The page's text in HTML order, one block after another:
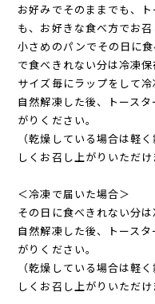
お好みでそのままでも、
も、お好きな食べ方でお召
小さめのパンでその日に
で食べきれない分は冷凍
サイズ毎にラップをして冷
自然解凍した後、トース
がりください。
（乾燥している場合は軽
しくお召し上がりいただけ
＜冷凍で届いた場合＞
その日に食べきれない分は
自然解凍した後、トース
がりください。
（乾燥している場合は軽
しくお召し上がりいただけ